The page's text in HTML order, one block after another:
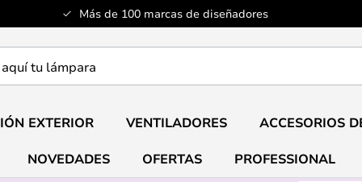
Más de 100 marcas de diseñadores
EXTERIOR VENTILADORES ACCESORIOS
NOVEDADES OFERTAS PROFESSIONAL